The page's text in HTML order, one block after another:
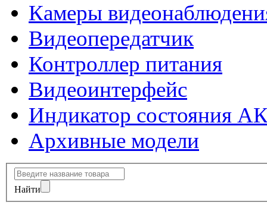
Камеры
Видеопередатчик
Контроллер питания
Видеоинтерфейс
Индикатор состояния
Архивные модели
Найти